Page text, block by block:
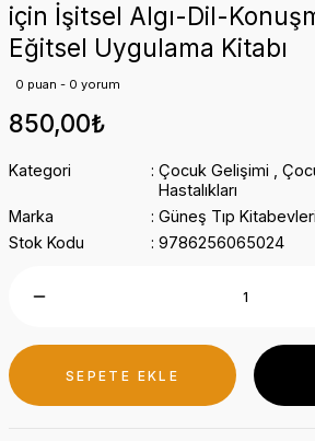
için İşitsel Algı-Dil-
Eğitsel Uygulama Kitabı
0 puan - 0 yorum
850,00₺
Kategori Çocuk Gelişimi
Hastalıkları
Marka
Güneş Tıp Kitabevleri
Stok Kodu
9786256065024
SEPETE EKLE